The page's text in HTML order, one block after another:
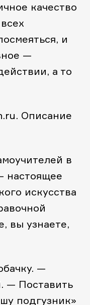
качество
и
—
а то
Описание
в
настоящее
искусства
вы узнаете,
—
— Поставить
подгузник»